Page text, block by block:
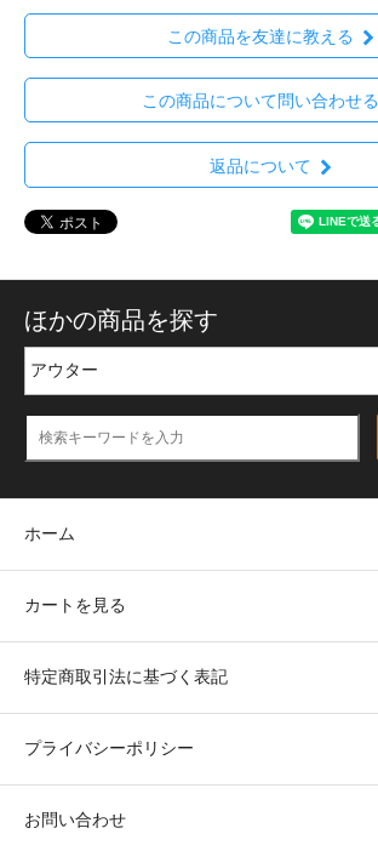
この商品を友達に教える
この商品について問い合わせる
返品について
ほかの商品を探す
ホーム
カートを見る
特定商取引法に基づく表記
プライバシーポリシー
お問い合わせ